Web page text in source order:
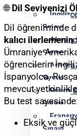
Sınavı
Sınavı
Arapça
Sınavı
Rusça
Sınavı
Sınavı
🌐Dil Seviyenizi
Dil öğreniminde
kalıcı
Ümraniye
öğrencilerin
İspanyolca,
mevcut
Bu test
Eksik ve